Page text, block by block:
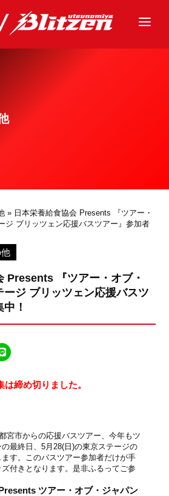
» 日本栄養給食協会 Presents 『ツアー・
ジ ブリッツェン応援バスツアー』参加者
Presents 『ツアー・オブ・
ージ ブリッツェン応援バスツ
！
締め切りました。
宮市からの応援バスツアー、今年もツ
最終日、5月28(日)の東京ステージの
す。このバスツアー参加者だけが手
付きとなります。是非ふるってご参
ツアー・オブ・ジャパン